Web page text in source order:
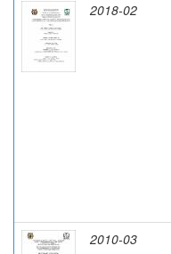
2018-02
2010-03